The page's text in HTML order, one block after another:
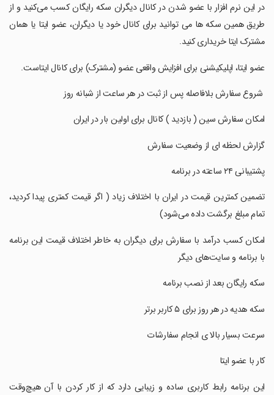
‏‏‏‏‏در این نرم افزار با عضو شدن در کانال دیگران سکه رایگان کسب می‌کنید و از
طریق همین سکه ها می توانید برای کانال خود یا دیگران، عضو ایتا یا همان
مشترک ایتا خریداری کنید.
‏‏‏‏‏عضو ایتا، اپلیکیشنی برای افزایش واقعی عضو (مشترک) برای کانال ایتاست.
‏‏‏‏‏ شروع سفارش بلافاصله پس از ثبت در هر ساعت از شبانه روز
‏‏‏‏‏امکان سفارش سین ( بازدید ) کانال برای اولین بار در ایران
‏‏‏‏‏گزارش لحظه ای از وضعیت سفارش
‏‏‏‏‏پشتیبانی ۲۴ ساعته در برنامه
‏‏‏‏‏تضمین کمترین قیمت در ایران با اختلاف زیاد ( اگر قیمت کمتری پیدا کردید،
تمام مبلغ برگشت داده می‌شود)
‏‏‏‏‏امکان کسب درآمد با سفارش برای دیگران به خاطر اختلاف قیمت این برنامه
با برنامه و سایت‌های دیگر
‏‏‏‏‏سکه رایگان بعد از نصب برنامه
‏‏‏‏‏سکه هدیه در هر روز برای ۵ کاربر برتر
‏‏‏‏‏سرعت بسیار بالا ی انجام سفارشات
‏‏‏‏‏کار با عضو ایتا
‏‏‏‏‏این برنامه رابط کاربری ساده و زیبایی دارد که از کار کردن با آن هیچ‌وقت